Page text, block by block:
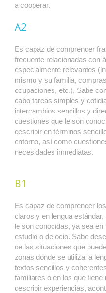
a cooperar.
A2
Es capaz de comprender
frecuente relacionadas con
especialmente relevantes
mismo y su familia,
ocupaciones, etc.). Sabe
cabo tareas simples y
intercambios sencillos y
cuestiones que le son
describir en términos
entorno, así como
necesidades inmediatas.
B1
Es capaz de comprender
claros y en lengua
le son conocidas, ya sea
estudio o de ocio. Sabe
de las situaciones que
zonas donde se utiliza la
textos sencillos y
familiares o en los que tiene
describir experiencias,